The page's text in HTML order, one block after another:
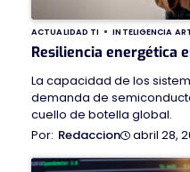
ACTUALIDAD TI INTELIGENCIA
Resiliencia energética
La capacidad de los
demanda de
cuello de botella global.
Redaccion
abril 28,